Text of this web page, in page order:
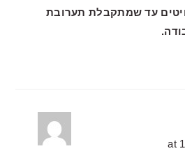
עד שמתקבלת תערובת